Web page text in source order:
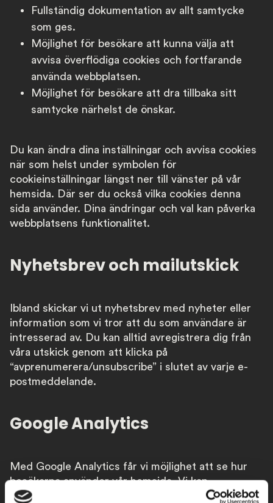
Fullständig dokumentation av allt samtycke
som ges.
Möjlighet för besökare att kunna välja att
avvisa överflödiga cookies och fortfarande
använda webbplatsen.
Möjlighet för besökare att dra tillbaka sitt
samtycke närhelst de önskar.
Du kan ändra dina inställningar och avvisa cookies
när som helst under symbolen för
cookieinställningar längst ner till vänster på vår
hemsida. Där ser du också vilka cookies denna
sida använder. Dina ändringar och val kan påverka
webbplatsens funktionalitet.
Nyhetsbrev och mailutskick
Ibland skickar vi ut nyhetsbrev med nyheter eller
information som vi tror att du som användare är
intresserad av. Du kan alltid avregistrera dig från
våra utskick genom att klicka på
“avprenumerera/unsubscribe” i slutet av varje e-
postmeddelande.
Google Analytics
Med Google Analytics får vi möjlighet att se hur
besökarna använder vår hemsida. Vi kan
exempelvis se vilka sidor som är mest besökta,